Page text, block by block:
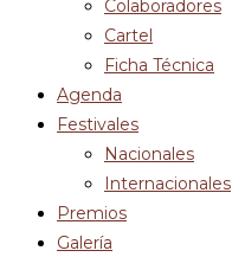
Colaboradores
Cartel
Ficha Técnica
Agenda
Festivales
Nacionales
Internacionales
Premios
Galería